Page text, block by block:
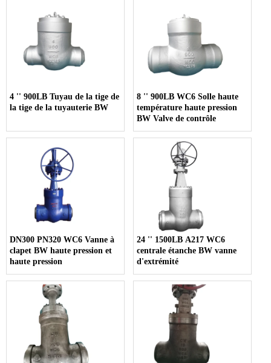
4 '' 900LB Tuyau de la tige de
la tige de la tuyauterie BW
8 '' 900LB WC6 Solle haute
température haute pression
BW Valve de contrôle
DN300 PN320 WC6 Vanne à
clapet BW haute pression et
haute pression
24 '' 1500LB A217 WC6
centrale étanche BW vanne
d'extrémité